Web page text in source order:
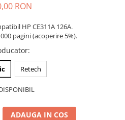
RON
HP CE311A 126A.
pagini (acoperire 5%).
:
Retech
ADAUGA IN COS